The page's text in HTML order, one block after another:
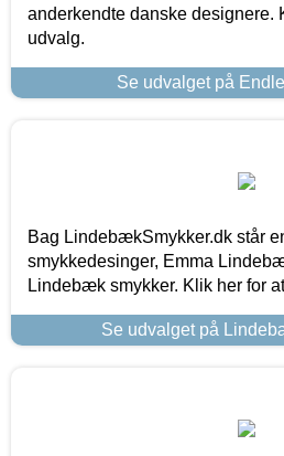
anderkendte danske designere.
udvalg.
Se udvalget på
Bag LindebækSmykker.dk står
smykkedesinger, Emma
Lindebæk smykker. Klik her for
Se udvalget på